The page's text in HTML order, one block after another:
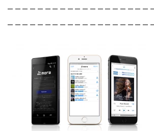
– – – – – – – – – – – – – – – – – – –
– – – – – – – – – – – – – – – – – – –